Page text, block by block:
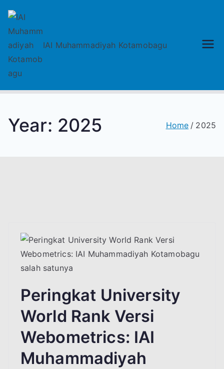
content
IAI
IAI Muhammadiyah Kotamobagu
Year: 2025 Home 2025
Peringkat University
World Rank Versi
Webometrics: IAI
Muhammadiyah